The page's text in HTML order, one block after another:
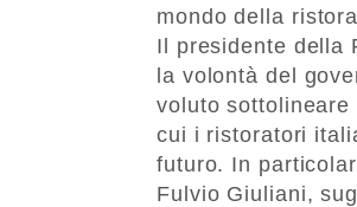
mondo della
Il presidente della
la volontà del
voluto
cui i ristoratori
futuro. In
Fulvio Giuliani,